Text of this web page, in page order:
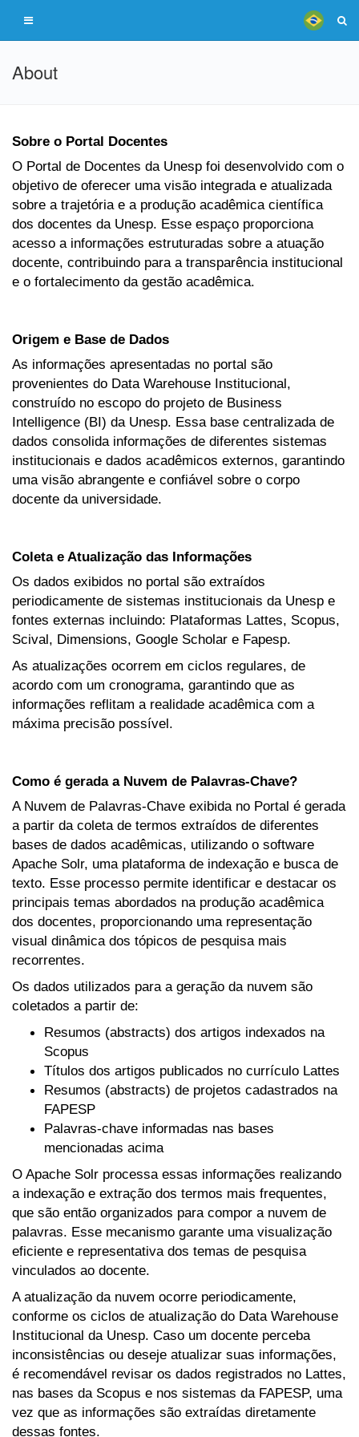
About
Sobre o Portal Docentes
O Portal de Docentes da Unesp foi desenvolvido com o
objetivo de oferecer uma visão integrada e atualizada
sobre a trajetória e a produção acadêmica científica
dos docentes da Unesp. Esse espaço proporciona
acesso a informações estruturadas sobre a atuação
docente, contribuindo para a transparência institucional
e o fortalecimento da gestão acadêmica.
Origem e Base de Dados
As informações apresentadas no portal são
provenientes do Data Warehouse Institucional,
construído no escopo do projeto de Business
Intelligence (BI) da Unesp. Essa base centralizada de
dados consolida informações de diferentes sistemas
institucionais e dados acadêmicos externos, garantindo
uma visão abrangente e confiável sobre o corpo
docente da universidade.
Coleta e Atualização das Informações
Os dados exibidos no portal são extraídos
periodicamente de sistemas institucionais da Unesp e
fontes externas incluindo: Plataformas Lattes, Scopus,
Scival, Dimensions, Google Scholar e Fapesp.
As atualizações ocorrem em ciclos regulares, de
acordo com um cronograma, garantindo que as
informações reflitam a realidade acadêmica com a
máxima precisão possível.
Como é gerada a Nuvem de Palavras-Chave?
A Nuvem de Palavras-Chave exibida no Portal é gerada
a partir da coleta de termos extraídos de diferentes
bases de dados acadêmicas, utilizando o software
Apache Solr, uma plataforma de indexação e busca de
texto. Esse processo permite identificar e destacar os
principais temas abordados na produção acadêmica
dos docentes, proporcionando uma representação
visual dinâmica dos tópicos de pesquisa mais
recorrentes.
Os dados utilizados para a geração da nuvem são
coletados a partir de:
Resumos (abstracts) dos artigos indexados na
Scopus
Títulos dos artigos publicados no currículo Lattes
Resumos (abstracts) de projetos cadastrados na
FAPESP
Palavras-chave informadas nas bases
mencionadas acima
O Apache Solr processa essas informações realizando
a indexação e extração dos termos mais frequentes,
que são então organizados para compor a nuvem de
palavras. Esse mecanismo garante uma visualização
eficiente e representativa dos temas de pesquisa
vinculados ao docente.
A atualização da nuvem ocorre periodicamente,
conforme os ciclos de atualização do Data Warehouse
Institucional da Unesp. Caso um docente perceba
inconsistências ou deseje atualizar suas informações,
é recomendável revisar os dados registrados no Lattes,
nas bases da Scopus e nos sistemas da FAPESP, uma
vez que as informações são extraídas diretamente
dessas fontes.